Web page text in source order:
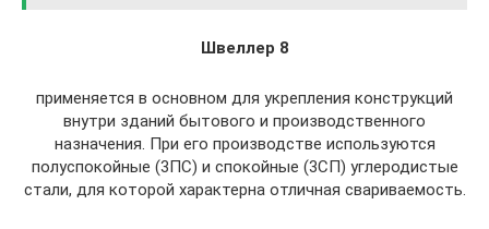
Швеллер 8
применяется в основном для укрепления конструкций
внутри зданий бытового и производственного
назначения. При его производстве используются
полуспокойные (3ПС) и спокойные (3СП) углеродистые
стали, для которой характерна отличная свариваемость.